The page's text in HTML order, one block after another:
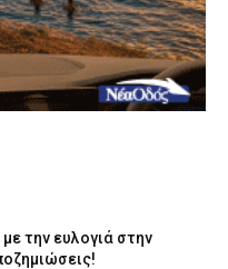
την ευλογιά στην